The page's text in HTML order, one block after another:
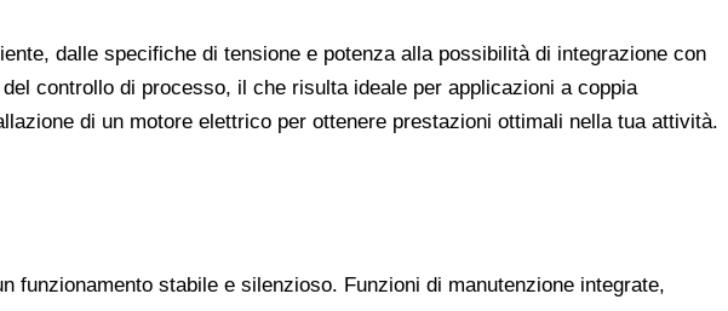
dalle specifiche di tensione e potenza alla possibilità di integrazione con
controllo di processo, il che risulta ideale per applicazioni a coppia
di un motore elettrico per ottenere prestazioni ottimali nella tua attività.
funzionamento stabile e silenzioso. Funzioni di manutenzione integrate,